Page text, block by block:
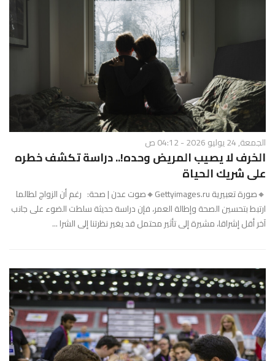
الجمعة, 24 يوليو 2026 - 04:12 ص
الخرف لا يصيب المريض وحده!.. دراسة تكشف خطره
على شريك الحياة
🔸صورة تعبيرية Gettyimages.ru🔸صوت عدن | صحة: رغم أن الزواج لطالما
ارتبط بتحسين الصحة وإطالة العمر، فإن دراسة حديثة سلطت الضوء على جانب
آخر أقل إشراقا، مشيرة إلى تأثير محتمل قد يغير نظرتنا إلى الشرا ...